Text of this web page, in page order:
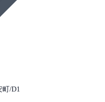
町/D1